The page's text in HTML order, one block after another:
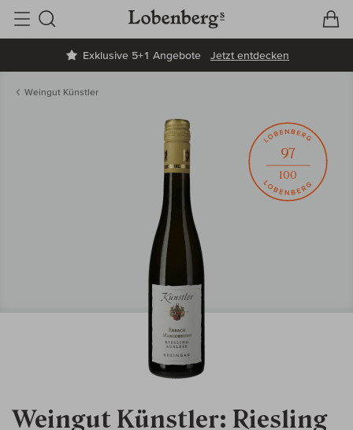
Exklusive 5+1 Angebote Jetzt entdecken
Suche
Weingut Künstler
Weingut Künstler: Riesling
97
100